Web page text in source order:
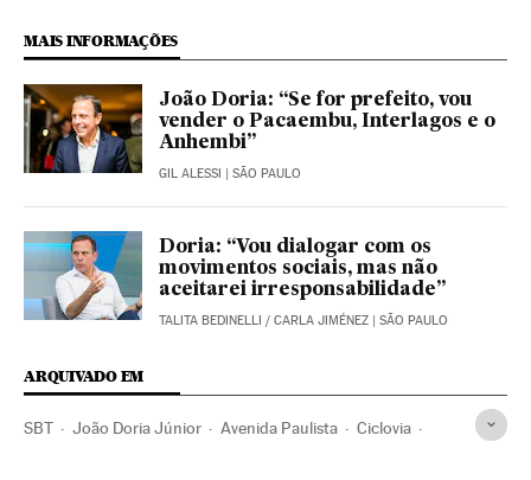
MAIS INFORMAÇÕES
João Doria: “Se for prefeito, vou
vender o Pacaembu, Interlagos e o
Anhembi”
GIL ALESSI | SÃO PAULO
Doria: “Vou dialogar com os
movimentos sociais, mas não
aceitarei irresponsabilidade”
TALITA BEDINELLI / CARLA JIMÉNEZ | SÃO PAULO
ARQUIVADO EM
SBT João Doria Júnior Avenida Paulista Ciclovia